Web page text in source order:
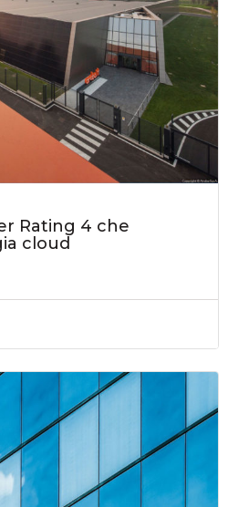
Rating 4 che
cloud